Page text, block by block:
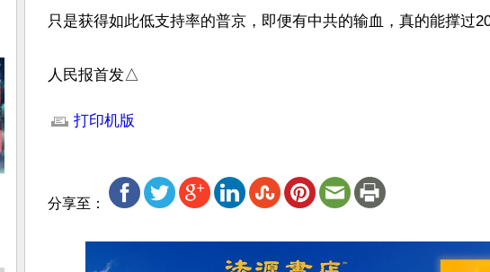
只是获得如此低支持率的普京，即便有中共的输血，真的能撑过
人民报首发△
打印机版
分享至：